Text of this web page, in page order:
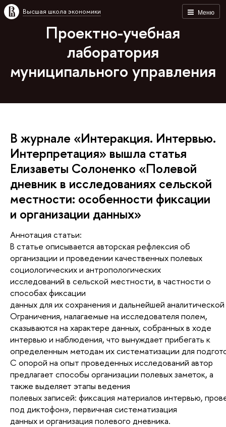
Меню
Высшая школа экономики
Проектно-учебная
лаборатория
муниципального управления
В журнале «Интеракция. Интервью.
Интерпретация» вышла статья
Елизаветы Солоненко «Полевой
дневник в исследованиях сельской
местности: особенности фиксации
и организации данных»
Аннотация статьи:
В статье описывается авторская рефлексия об
организации и проведении качественных полевых
социологических и антропологических
исследований в сельской местности, в частности о
способах фиксации
данных для их сохранения и дальнейшей
Ограничения, налагаемые на исследователя полем,
сказываются на характере данных, собранных в ходе
интервью и наблюдения, что вынуждает прибегать к
определенным методам ихсистематизации для
С опорой на опыт проведенных исследований автор
предлагает способы организации полевых заметок, а
также выделяет этапы ведения
полевыхзаписей: фиксация материалов интервью,
под диктофон», первичная систематизация
данныхи организация полевого дневника.